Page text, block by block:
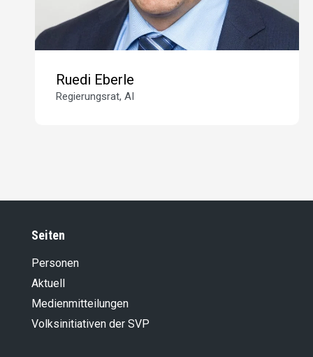
Ruedi Eberle
Regierungsrat, AI
Seiten
Personen
Aktuell
Medienmitteilungen
Volksinitiativen der SVP